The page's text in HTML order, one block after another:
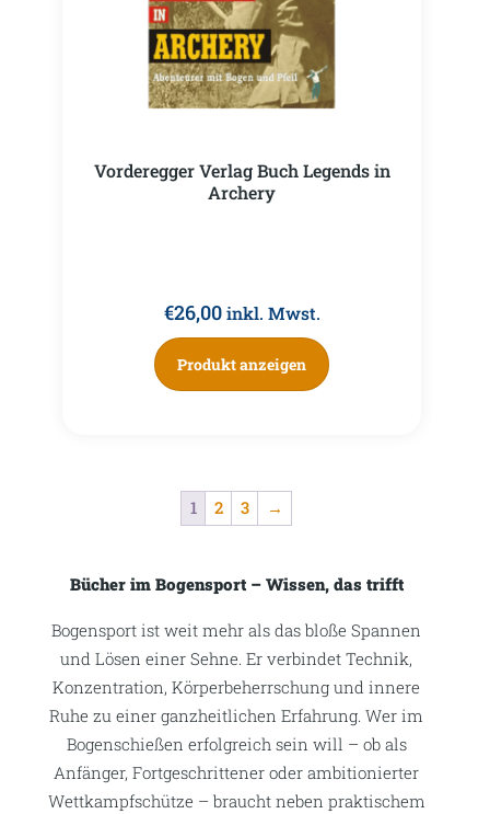
Vorderegger Verlag Buch Legends in
Archery
€26,00 inkl. Mwst.
Produkt anzeigen
1 2 3 →
Bücher im Bogensport – Wissen, das trifft
Bogensport ist weit mehr als das bloße Spannen
und Lösen einer Sehne. Er verbindet Technik,
Konzentration, Körperbeherrschung und innere
Ruhe zu einer ganzheitlichen Erfahrung. Wer im
Bogenschießen erfolgreich sein will – ob als
Anfänger, Fortgeschrittener oder ambitionierter
Wettkampfschütze – braucht neben praktischem